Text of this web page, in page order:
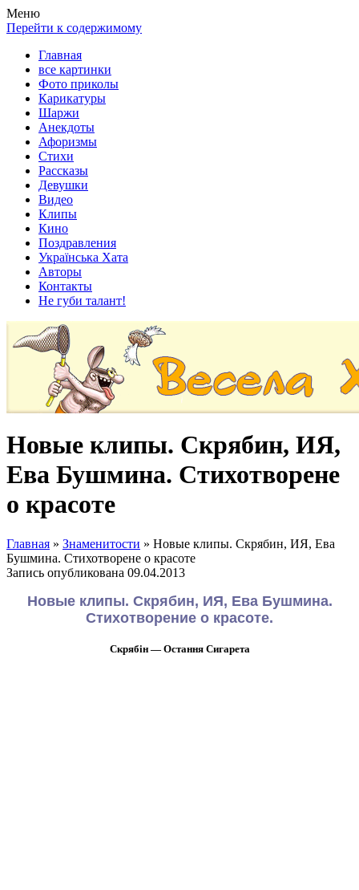
Весела хата — прикольные картинки, смешные истории,
клипы!
Покажем всем ваши фото приколы, карикатуры, шаржи, стихи,
рассказы, видео и песни!
Меню
Перейти к содержимому
Главная
все картинки
Фото приколы
Карикатуры
Шаржи
Анекдоты
Афоризмы
Стихи
Рассказы
Девушки
Видео
Клипы
Кино
Поздравления
Українська Хата
Авторы
Контакты
Не губи талант!
Новые клипы. Скрябин, ИЯ,
Ева Бушмина. Стихотворене
о красоте
Главная » Знаменитости » Новые клипы. Скрябин, ИЯ, Ева
Бушмина. Стихотворене о красоте
Запись опубликована 09.04.2013
Новые клипы. Скрябин, ИЯ, Ева Бушмина.
Стихотворение о красоте.
Скрябін — Остання Сигарета